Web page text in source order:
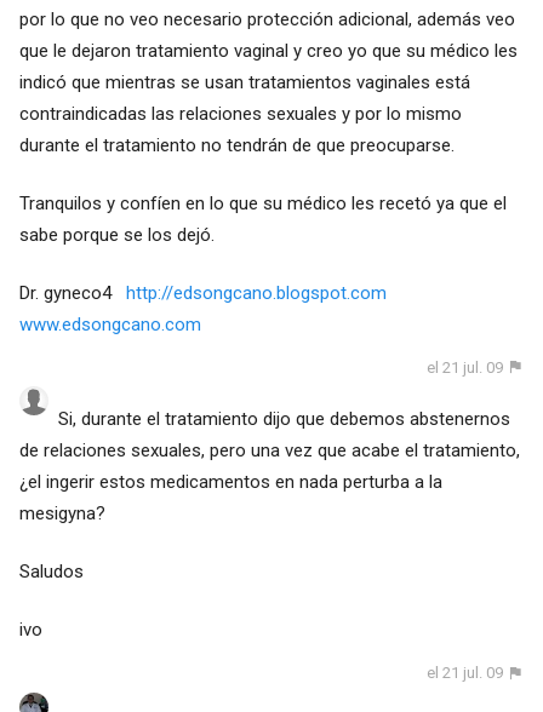
por lo que no veo necesario protección adicional, además veo
que le dejaron tratamiento vaginal y creo yo que su médico les
indicó que mientras se usan tratamientos vaginales está
contraindicadas las relaciones sexuales y por lo mismo
durante el tratamiento no tendrán de que preocuparse.
Tranquilos y confíen en lo que su médico les recetó ya que el
sabe porque se los dejó.
Dr. gyneco4 http://edsongcano.blogspot.com
www.edsongcano.com
el 21 jul. 09
Si, durante el tratamiento dijo que debemos abstenernos
de relaciones sexuales, pero una vez que acabe el tratamiento,
¿el ingerir estos medicamentos en nada perturba a la
mesigyna?
Saludos
ivo
el 21 jul. 09